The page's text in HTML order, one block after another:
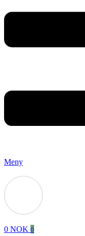
Meny
0 NOK 0